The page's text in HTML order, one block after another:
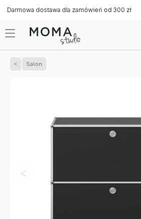
dostawa dla zamówień od 300 zł
Salon